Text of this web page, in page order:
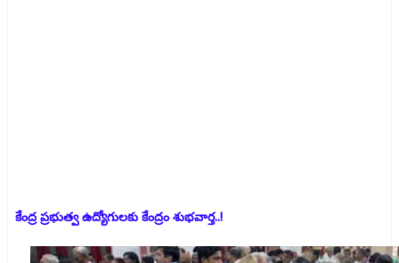
కేంద్ర ప్రభుత్వ ఉద్యోగులకు కేంద్రం శుభవార్త..!